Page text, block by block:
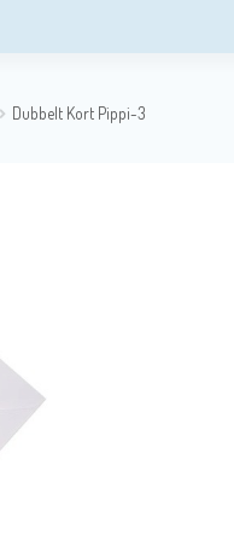
Dubbelt Kort Pippi-3